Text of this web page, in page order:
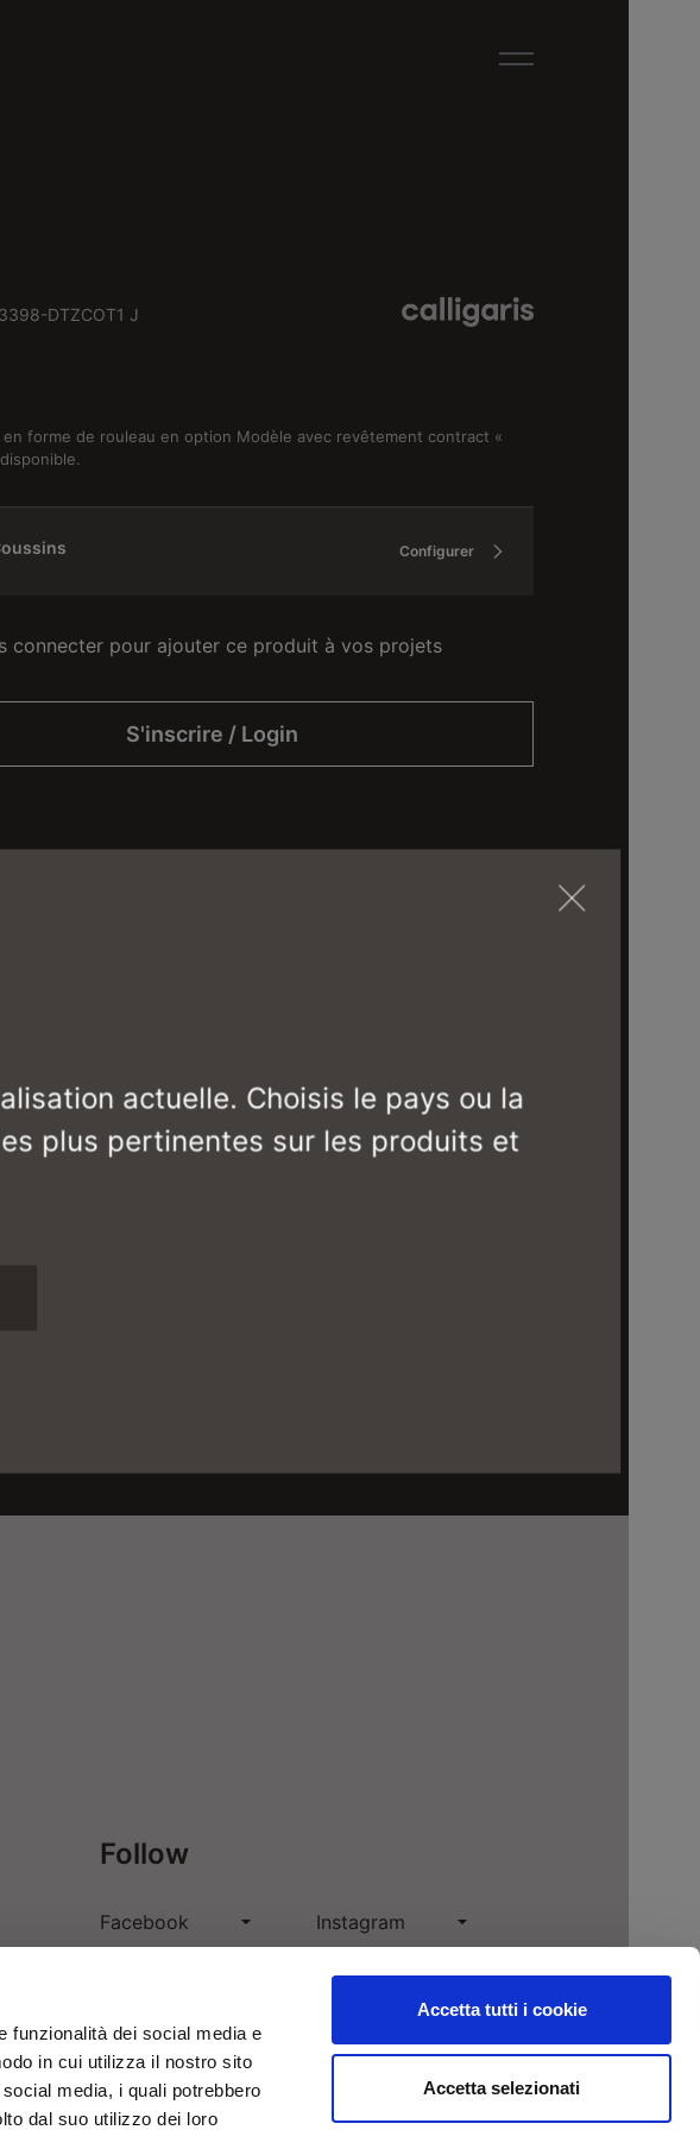
funzionalità dei social media e
in cui utilizza il nostro sito
media, i quali potrebbero
dal suo utilizzo dei loro
Accetta tutti i cookie
Accetta selezionati
actuelle. Choisis le pays ou la
plus pertinentes sur les produits et
DTZCOT1 J
en forme de rouleau en option Modèle avec revêtement contract «
Configurer
connecter pour ajouter ce produit à vos projets
S'inscrire / Login
Follow
Facebook Instagram
Pinterest
Youtube